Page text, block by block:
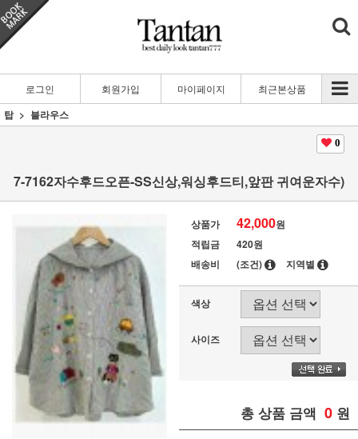
로그인 회원가입 마이페이지 최근본상품
탑 블라우스
0
7-7162자수후드오픈-SS신상,워싱후드티,앞판 귀여운자수)
상품가 42,000원
적립금
420원
배송비
(조건) 지역별
색상
사이즈
총 상품 금액 0 원